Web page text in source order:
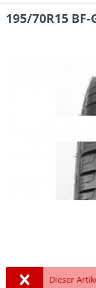
195/70R15 BF-
Dieser